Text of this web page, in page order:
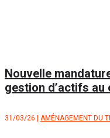
Nouvelle
gestion d’actifs
31/03/26 AMÉNAGEMENT DU